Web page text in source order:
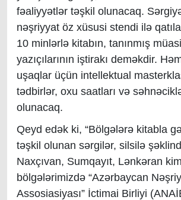
fəaliyyətlər təşkil olunacaq.
nəşriyyat öz xüsusi stendi ilə
10 minlərlə kitabın, tanınmış
yazıçılarının iştirakı deməkdir.
uşaqlar üçün intellektual
tədbirlər, oxu saatları və
olunacaq.
Qeyd edək ki, “Bölgələrə kitabla
təşkil olunan sərgilər, silsilə
Naxçıvan, Sumqayıt, Lənkəran
bölgələrimizdə “Azərbaycan
Assosiasiyası” İctimai Birliyi